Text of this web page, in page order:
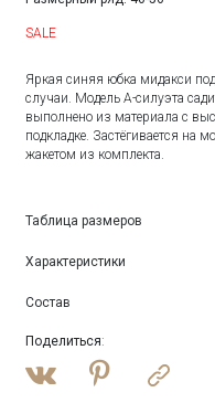
SALE
Яркая синяя юбка мидакси
случаи. Модель А-силуэта
выполнено из материала с
подкладке. Застёгивается на
жакетом из комплекта.
Таблица размеров
Характеристики
Состав
Поделиться: